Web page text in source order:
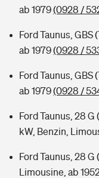
ab 1979(0928 /
Ford Taunus, GBS
ab 1979(0928 /
Ford Taunus, GBS
ab 1979(0928 /
Ford Taunus, 28 G
kW, Benzin,
Ford Taunus, 28 G
Limousine, ab